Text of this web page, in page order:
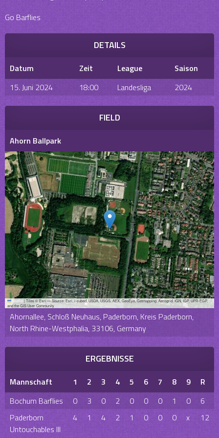
Go Barflies
DETAILS
Datum Zeit League
Saison
15. Juni 2024
18:00 Landesliga 2024
FIELD
Ahorn Ballpark
Leaflet |Tiles © Esri — Source: Esri, i-cubed, USDA, USGS, AEX, GeoEye, Getmapping, Aerogrid, IGN, IGP, UPR-EGP,
and the GIS User Community
Ahornallee, Schloß Neuhaus, Paderborn, Kreis Paderborn,
North Rhine-Westphalia, 33106, Germany
ERGEBNISSE
Mannschaft 1 2 3 4 5 6 7 8 9
R
Bochum Barflies
0 3 0 2 0 0 0 1 0
6
Paderborn
Untouchables III
4 1 4 2 1 0 0 0 x 12